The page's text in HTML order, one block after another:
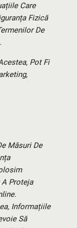
Care
Fizică
De
Pot Fi
Măsuri De
A Proteja
Informațiile
Să